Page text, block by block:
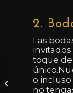
2.
Las
toque de
o incluso
no
5 Pasos para
Organizar el
Perfecto con